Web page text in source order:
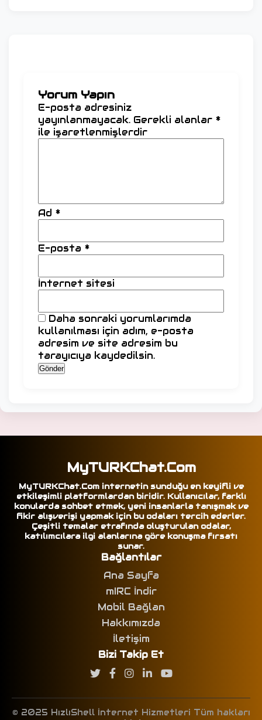
Yorum Yapın
E-posta adresiniz
yayınlanmayacak. Gerekli alanlar *
ile işaretlenmişlerdir
Ad *
E-posta *
İnternet sitesi
Daha sonraki yorumlarımda
kullanılması için adım, e-posta
adresim ve site adresim bu
tarayıcıya kaydedilsin.
MyTURKChat.Com
MyTURKChat.Com internetin sunduğu en keyifli ve
etkileşimli platformlardan biridir. Kullanıcılar, farklı
konularda sohbet etmek, yeni insanlarla tanışmak ve
fikir alışverişi yapmak için bu odaları tercih ederler.
Çeşitli temalar etrafında oluşturulan odalar,
katılımcılara ilgi alanlarına göre konuşma fırsatı
sunar.
Bağlantılar
Ana Sayfa
mIRC İndir
Mobil Bağlan
Hakkımızda
İletişim
Bizi Takip Et
© 2025 HızlıShell İnternet Hizmetleri Tüm hakları